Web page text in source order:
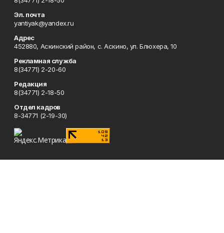
Эл. почта
yantiyak@yandex.ru
Адрес
452880, Аскинский район, с. Аскино, ул. Блюхера, 10
Рекламная служба
8(34771) 2-20-60
Редакция
8(34771) 2-18-50
Отдел кадров
8-34771 (2-19-30)